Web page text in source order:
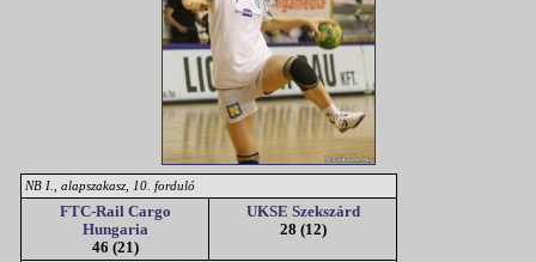
NB I., alapszakasz, 10. forduló
FTC-Rail Cargo
Hungaria
46 (21)
UKSE Szekszárd
28 (12)